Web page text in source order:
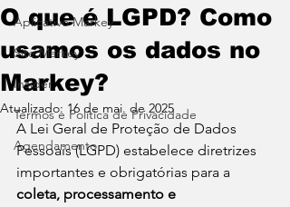
Aplicativo Markey
Site Markey
Insider
Termos e Política de Privacidade
Agendamento
O que é LGPD? Como
usamos os dados no
Markey?
Atualizado: 16 de mai. de 2025
A Lei Geral de Proteção de Dados
Pessoais (LGPD) estabelece diretrizes
importantes e obrigatórias para a
coleta, processamento e